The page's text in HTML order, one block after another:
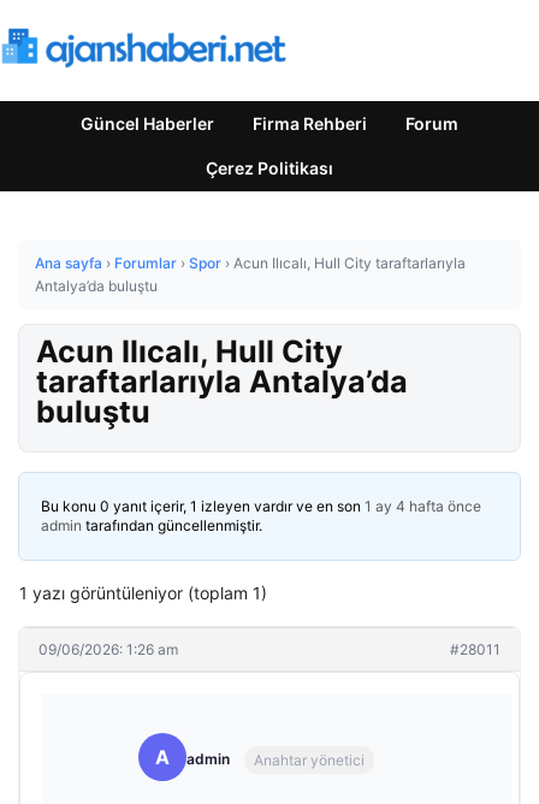
Güncel Haberler Firma Rehberi Forum
Çerez Politikası
Ana sayfa › Forumlar › Spor › Acun Ilıcalı, Hull City taraftarlarıyla
Antalya’da buluştu
Acun Ilıcalı, Hull City
taraftarlarıyla Antalya’da
buluştu
Bu konu 0 yanıt içerir, 1 izleyen vardır ve en son 1 ay 4 hafta önce
admin tarafından güncellenmiştir.
1 yazı görüntüleniyor (toplam 1)
09/06/2026: 1:26 am #28011
A admin Anahtar yönetici